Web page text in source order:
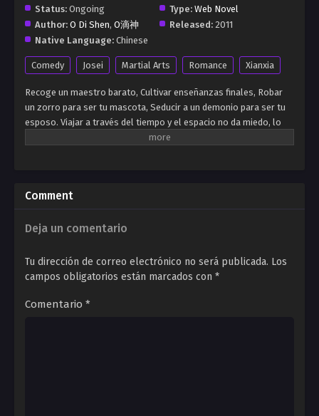
Status: Ongoing Type: Web Novel
Author: O Di Shen, O滴神 Released: 2011
Native Language: Chinese
Comedy Josei Martial Arts Romance Xianxia
Recoge un maestro barato, Cultivar enseñanzas finales, Robar
un zorro para ser tu mascota, Seducir a un demonio para ser tu
esposo. Viajar a través del tiempo y el espacio no da miedo, lo
único que debe temer es la falta de cultura. Todos dicen que el
camino de otras personas para que no tengan camino para
caminar. No hay nada de qué preocuparse si no puede ser
juzgado. Podemos aprobar la prueba de otro y convertirnos en
Comment
Deja un comentario
Tu dirección de correo electrónico no será publicada. Los
campos obligatorios están marcados con *
Comentario *